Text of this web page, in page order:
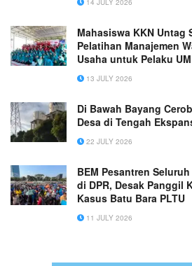
14 JULY 2026
Mahasiswa KKN Untag
Pelatihan Manajemen
Usaha untuk Pelaku
13 JULY 2026
Di Bawah Bayang
Desa di Tengah
22 JULY 2026
BEM Pesantren
di DPR, Desak Panggil
Kasus Batu Bara PLTU
11 JULY 2026